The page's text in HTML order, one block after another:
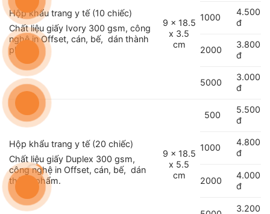
Hộp khẩu trang y tế (10 chiếc)
Chất liệu giấy Ivory 300 gsm, công
nghệ in Offset, cán, bế, dán thành
phẩm.
9 x 18.5
x 3.5
cm
1000
4.500
đ
2000
3.800
đ
5000
3.000
đ
Hộp khẩu trang y tế (20 chiếc)
Chất liệu giấy Duplex 300 gsm,
công nghệ in Offset, cán, bế, dán
thành phẩm.
9 x 18.5
x 5.5
cm
500
5.500
đ
1000
4.800
đ
2000
4.000
đ
3.200